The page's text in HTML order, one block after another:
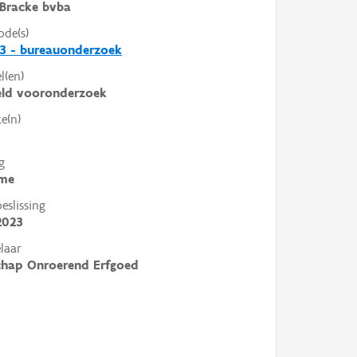
bvba
- bureauonderzoek
vooronderzoek
Onroerend Erfgoed